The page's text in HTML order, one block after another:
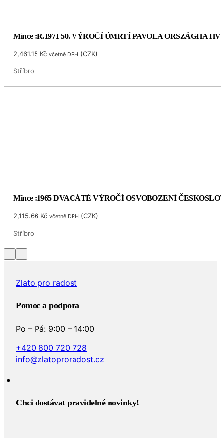
Mince :R.1971 50. VÝROČÍ ÚMRTÍ PAVOLA ORSZÁGHA
2,461.15 Kč včetně DPH (CZK)
Stříbro
Mince :1965 DVACÁTÉ VÝROČÍ OSVOBOZENÍ
2,115.66 Kč včetně DPH (CZK)
Stříbro
Zlato pro radost
Pomoc a podpora
Po – Pá: 9:00 – 14:00
+420 800 720 728
info@zlatoproradost.cz
Chci dostávat pravidelné novinky!​